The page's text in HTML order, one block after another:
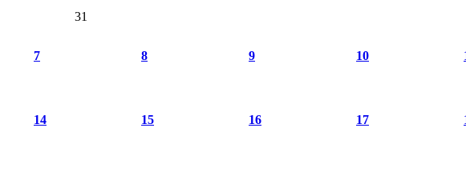
31
7 8 9 10
14 15 16 17